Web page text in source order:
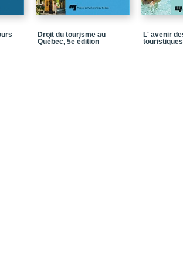
Chapitre 5_De la
bourgeoisie
Chapitre 6_Le
Droit du tourisme au
Québec, 5e édition
L' avenir